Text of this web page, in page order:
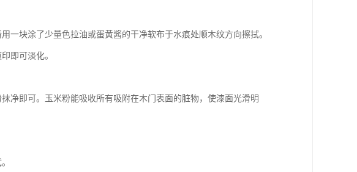
一块涂了少量色拉油或蛋黄酱的干净软布于水痕处顺木纹方向擦拭。
即可淡化。
净即可。玉米粉能吸收所有吸附在木门表面的脏物，使漆面光滑明